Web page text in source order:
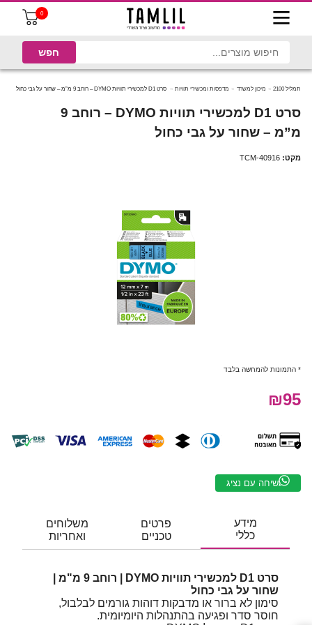
0
תמליל 2100 מיכון למשרד מדפסות ומכשירי תוויות סרט D1 למכשירי תוויות DYMO – רוחב 9 מ”מ – שחור על גבי כחול
סרט D1 למכשירי תוויות DYMO – רוחב 9
מ”מ – שחור על גבי כחול
מקט: TCM-40916
* התמונות להמחשה בלבד
₪95
שיחה עם נציג
מידע
כללי
פרטים
טכניים
משלוחים
ואחריות
סרט D1 למכשירי תוויות DYMO | רוחב 9 מ"מ |
שחור על גבי כחול
סימון לא ברור או מדבקות דוהות גורמים לבלבול,
חוסר סדר ופגיעה בהתנהלות היומיומית.